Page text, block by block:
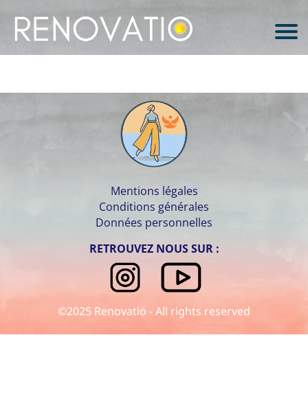
Mentions légales
Conditions générales
Données personnelles
RETROUVEZ NOUS SUR :
©2025 Renovatio - All rights reserved